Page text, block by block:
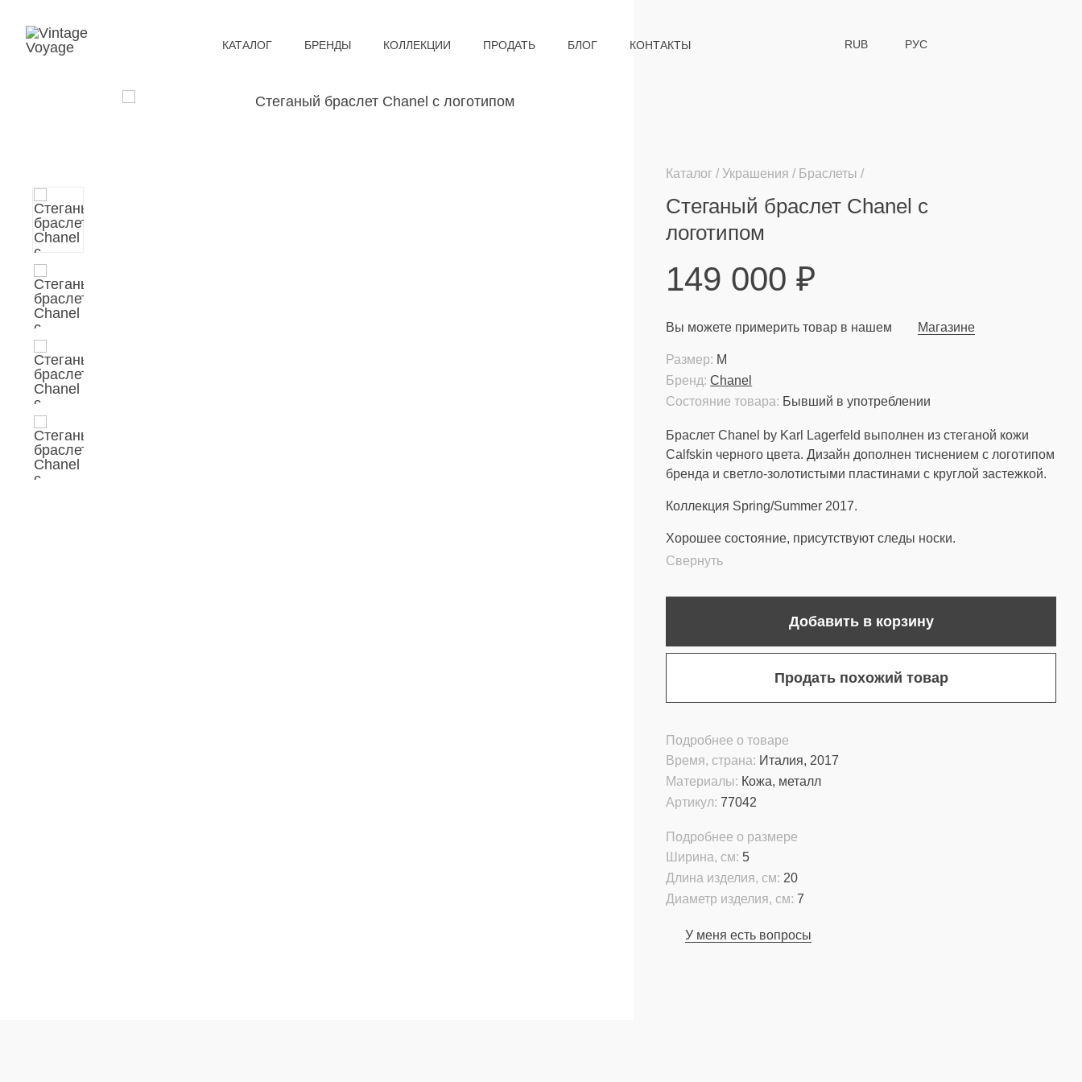
КАТАЛОГ БРЕНДЫ КОЛЛЕКЦИИ ПРОДАТЬ БЛОГ КОНТАКТЫ RUB РУС
Каталог Украшения Браслеты
Стеганый браслет Chanel с
логотипом
149 000₽
Вы можете примерить товар в нашем Магазине
Состояние товара: Бывший в употреблении
Бренд: Chanel
Размер: M
Браслет Chanel by Karl Lagerfeld выполнен из стеганой кожи
Calfskin черного цвета. Дизайн дополнен тиснением с логотипом
бренда и светло-золотистыми пластинами с круглой застежкой.
Коллекция Spring/Summer 2017.
Хорошее состояние, присутствуют следы носки.
Свернуть
Добавить в корзину
Продать похожий товар
Подробнее о товаре
Материалы: Кожа, металл
Время, страна: Италия, 2017
Артикул: 77042
Подробнее о размере
Диаметр изделия, см: 7
Длина изделия, см: 20
Ширина, см: 5
У меня есть вопросы